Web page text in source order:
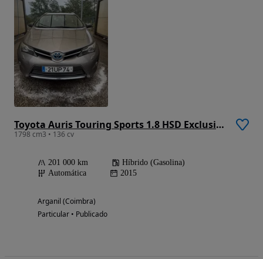
Toyota Auris Touring Sports 1.8 HSD Exclusive +TSS+Navi
1798 cm3 • 136 cv
201 000 km
Híbrido (Gasolina)
Automática
2015
Arganil (Coimbra)
Particular • Publicado